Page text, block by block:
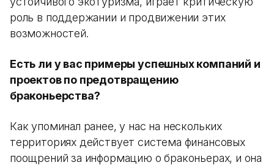
роль в поддержании и продвижении этих
возможностей.
Есть ли у вас примеры успешных компаний и
проектов по предотвращению
браконьерства?
Как упоминал ранее, у нас на нескольких
территориях действует система финансовых
поощрений за информацию о браконьерах, и она